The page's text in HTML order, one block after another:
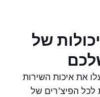
של
את איכות השירות
לכל הפיצ'רים של